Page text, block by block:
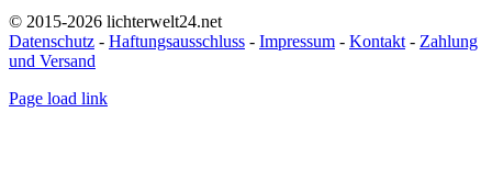
© 2015-2026 lichterwelt24.net
Datenschutz - Haftungsausschluss - Impressum - Kontakt - Zahlung
und Versand
Page load link